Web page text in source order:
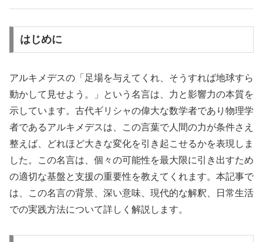
はじめに
アルキメデスの「足場を与えてくれ、そうすれば地球すら
動かして見せよう。」という名言は、力と影響力の本質を
示しています。古代ギリシャの偉大な数学者であり物理学
者であるアルキメデスは、この言葉で人間の力が条件さえ
整えば、どれほど大きな変化を引き起こせるかを表現しま
した。この名言は、個々の可能性を最大限に引き出すため
の適切な基盤と支援の重要性を教えてくれます。本記事で
は、この名言の背景、深い意味、現代的な解釈、日常生活
での実践方法について詳しく解説します。